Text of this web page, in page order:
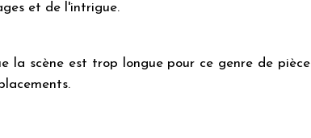
et de l'intrigue.
la scène est trop longue pour ce genre de pièce